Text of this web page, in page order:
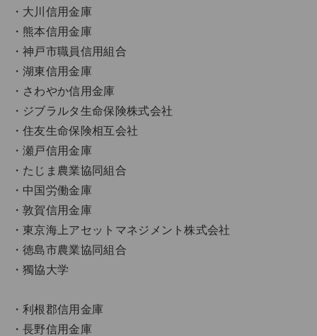
大川信用金庫
熊本信用金庫
神戸市職員信用組合
湖東信用金庫
さわやか信用金庫
ジブラルタ生命保険株式会社
住友生命保険相互会社
瀬戸信用金庫
たじま農業協同組合
中国労働金庫
敦賀信用金庫
東京海上アセットマネジメント株式会社
徳島市農業協同組合
獨協大学
利根郡信用金庫
長野信用金庫